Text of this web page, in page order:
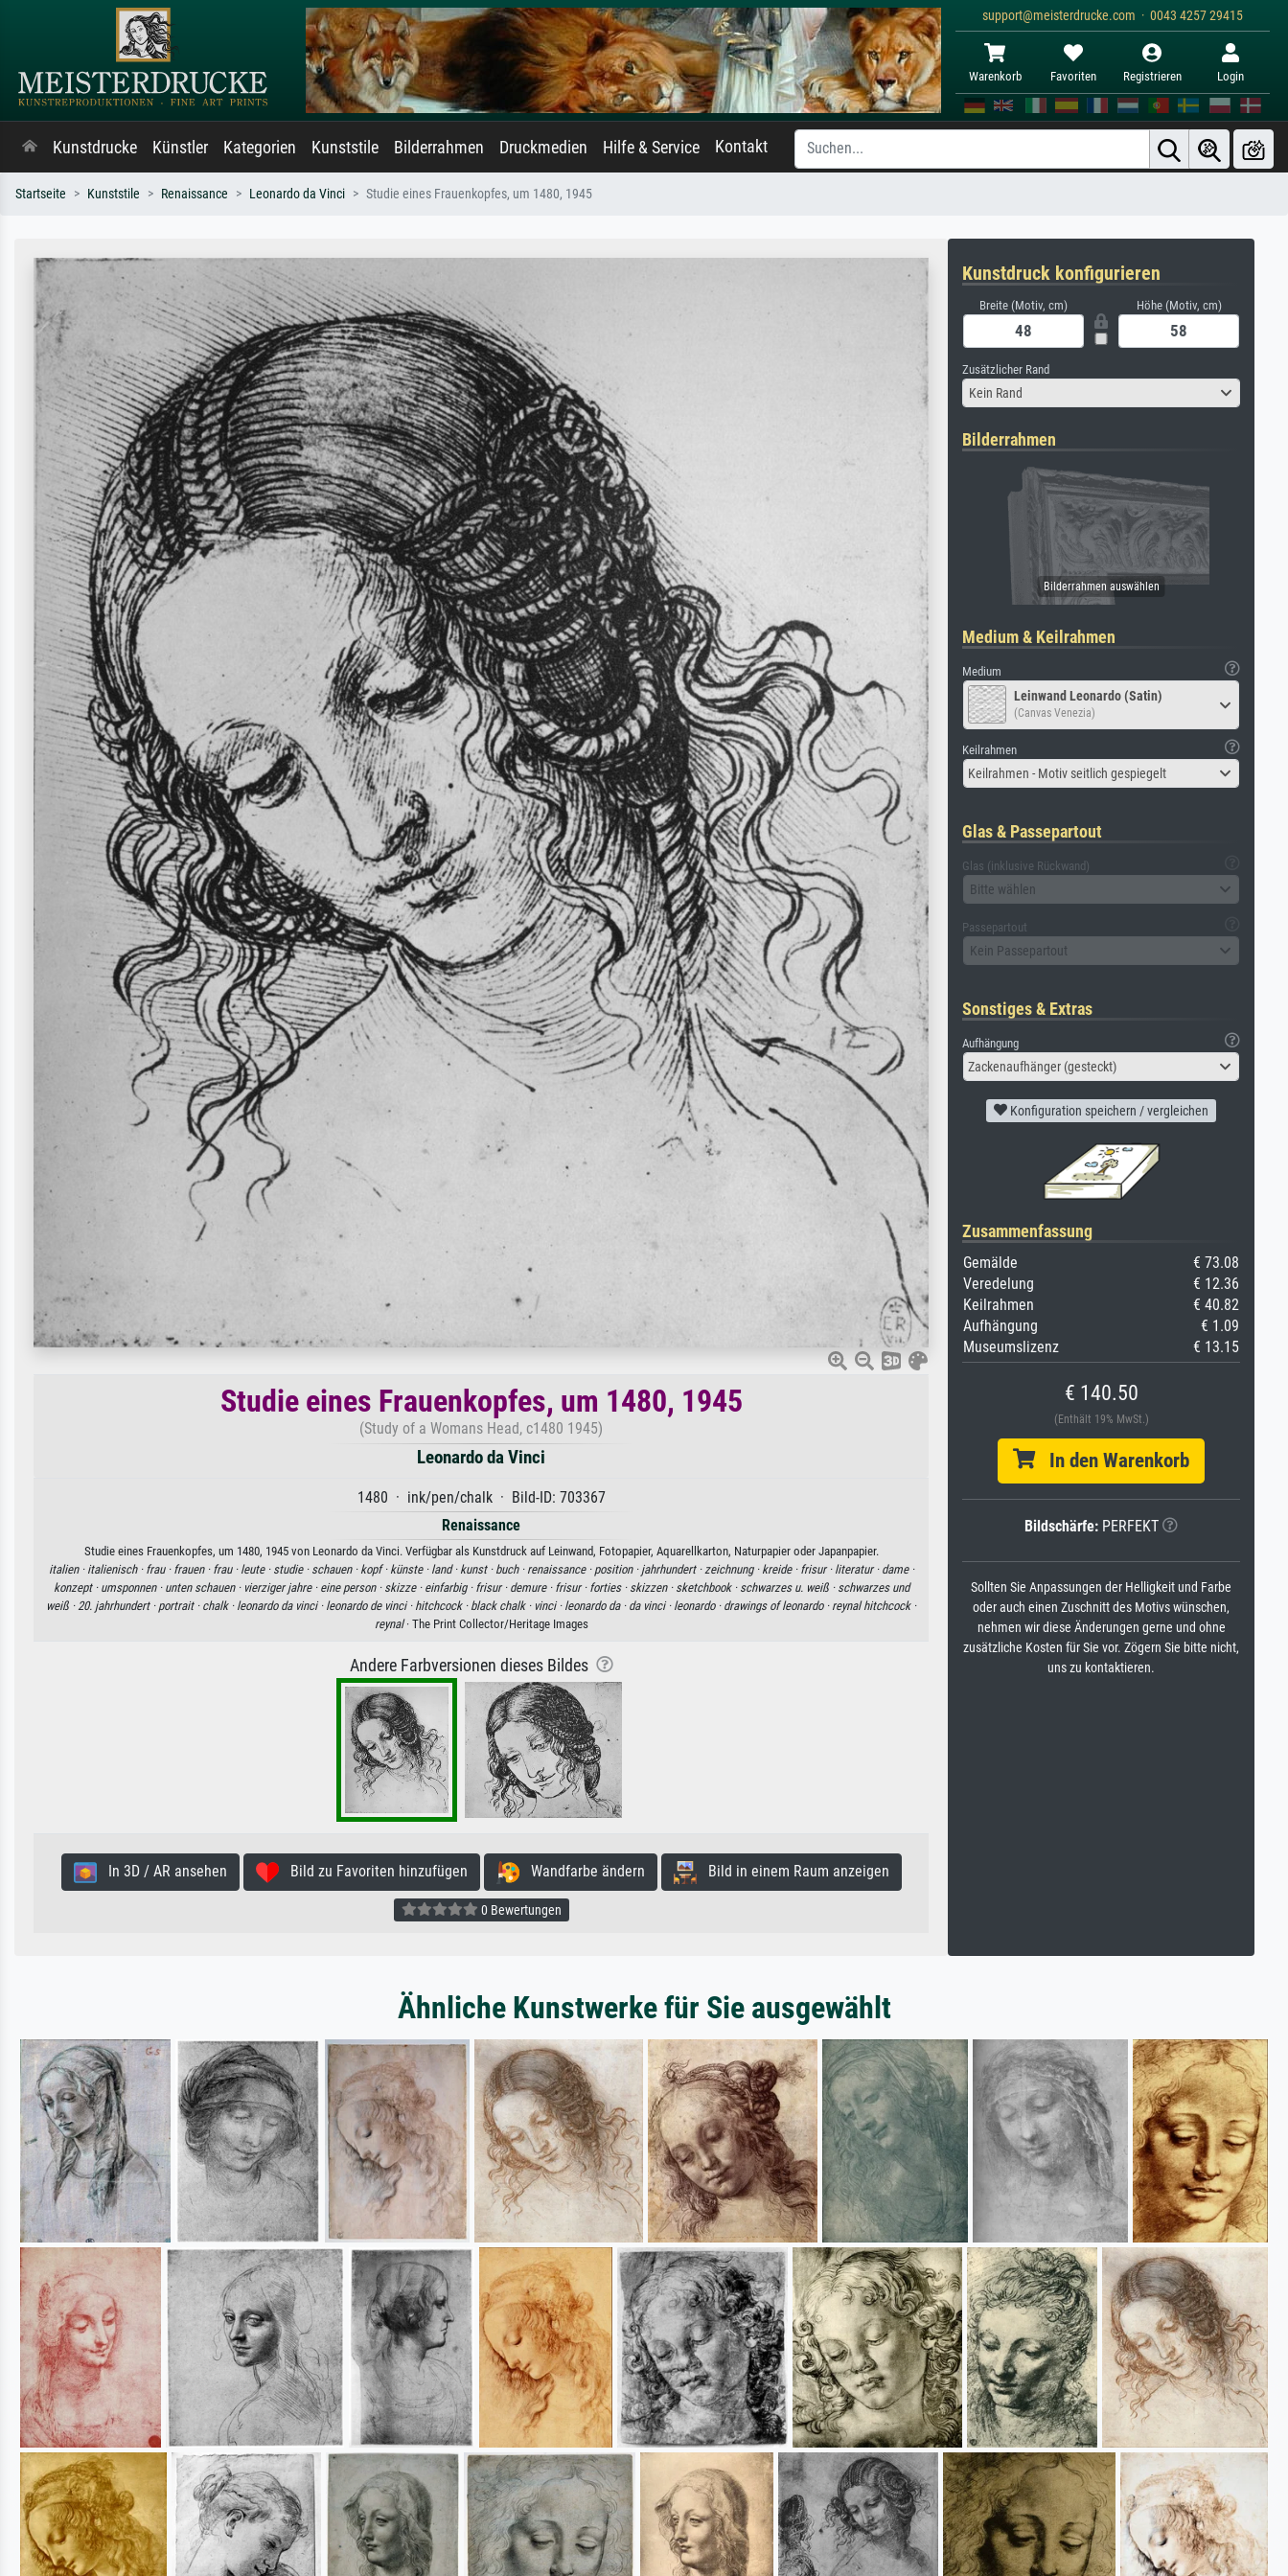
support@meisterdrucke.com · 0043 4257 29415
Warenkorb Favoriten Registrieren Login
Kunstdrucke Künstler Kategorien Kunststile Bilderrahmen Druckmedien Hilfe & Service Kontakt
Startseite Kunststile Renaissance Leonardo da Vinci Studie eines Frauenkopfes, um 1480, 1945
Studie eines Frauenkopfes, um 1480, 1945
(Study of a Womans Head, c1480 1945)
Leonardo da Vinci
1480 · ink/pen/chalk · Bild-ID: 703367
Renaissance
Studie eines Frauenkopfes, um 1480, 1945 von Leonardo da Vinci. Verfügbar als Kunstdruck auf Leinwand, Fotopapier, Aquarellkarton, Naturpapier oder Japanpapier.
italien · italienisch · frau · frauen · frau · leute · studie · schauen · kopf · künste · land · kunst · buch · renaissance · position · jahrhundert ·zeichnung · kreide · frisur · literatur · dame ·
konzept · umsponnen · unten schauen · vierziger jahre · eine person · skizze · einfarbig · frisur · demure · frisur · forties · skizzen · sketchbook · schwarzes u. weiß · schwarzes und
weiß ·20. jahrhundert · portrait · chalk · leonardo da vinci · leonardo de vinci · hitchcock · black chalk · vinci · leonardo da · da vinci · leonardo · drawings of leonardo · reynal hitchcock ·
reynal· The Print Collector/Heritage Images
Andere Farbversionen dieses Bildes
In 3D / AR ansehen Bild zu Favoriten hinzufügen Wandfarbe ändern Bild in einem Raum anzeigen
0 Bewertungen
Kunstdruck konfigurieren
Breite (Motiv, cm) Höhe (Motiv, cm)
Zusätzlicher Rand
Kein Rand
Bilderrahmen
Medium & Keilrahmen
Medium
Leinwand Leonardo (Satin)
(Canvas Venezia)
Keilrahmen
Keilrahmen - Motiv seitlich gespiegelt
Glas & Passepartout
Glas (inklusive Rückwand)
Bitte wählen
Passepartout
Kein Passepartout
Sonstiges & Extras
Aufhängung
Zackenaufhänger (gesteckt)
Konfiguration speichern / vergleichen
Zusammenfassung
Gemälde
€ 73.08
Veredelung
€ 12.36
Keilrahmen
€ 40.82
Aufhängung
€ 1.09
Museumslizenz
€ 13.15
€ 140.50
(Enthält 19% MwSt.)
In den Warenkorb
Bildschärfe: PERFEKT
Sollten Sie Anpassungen der Helligkeit und Farbe
oder auch einen Zuschnitt des Motivs wünschen,
nehmen wir diese Änderungen gerne und ohne
zusätzliche Kosten für Sie vor. Zögern Sie bitte nicht,
uns zu kontaktieren.
Ähnliche Kunstwerke für Sie ausgewählt